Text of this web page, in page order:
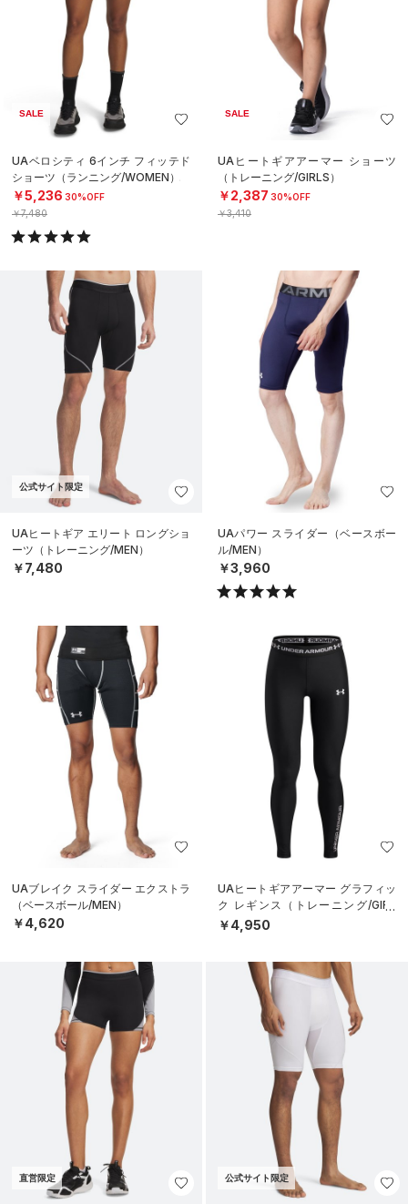
SALE
UAベロシティ 6インチ フィッテド
ショーツ（ランニング/WOMEN）
￥5,236 30%OFF
￥7,480
SALE
UAヒートギアアーマー ショーツ
（トレーニング/GIRLS）
￥2,387 30%OFF
￥3,410
公式サイト限定
UAヒートギア エリート ロングショ
ーツ（トレーニング/MEN）
￥7,480
UAパワー スライダー（ベースボー
ル/MEN）
￥3,960
UAブレイク スライダー エクストラ
（ベースボール/MEN）
￥4,620
UAヒートギアアーマー グラフィッ
ク レギンス（トレーニング/GIRL
S）
￥4,950
直営限定 公式サイト限定